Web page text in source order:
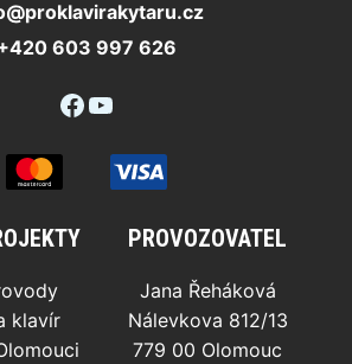
603 997 626
Facebook
YouTube
klavír
PROVOZOVATEL
Jana Řeháková
Nálevkova 812/13
779 00 Olomouc